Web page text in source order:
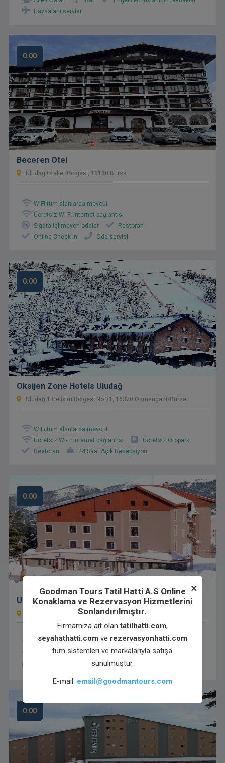
Havaalanı servisi
0.00
Beceren Otel
Uludag Oteller Bolgesi, 16160 Bursa
WiFi tüm alanlarda mevcut
Ücretsiz Wi-Fi internet bağlantısı
Sigara içilmeyen odalar
Restoran
Online Check-in
Oda servisi
0.00
Oksijen Zone Hotels Uludağ
Uludağ 1.Gelişim Bölgesi No:31, 16370 Osmangazi/Bursa
WiFi tüm alanlarda mevcut
Ücretsiz Wi-Fi internet bağlantısı
Ücretsiz Otopark
Restoran
24 Saat Açık Resepsiyon
0.00
Uslan Hotel Uludağ
Kirazlı 1. Gelişim Bölgesi, 16800 Osmangazi/Bursa
WiFi tüm alanlarda mevcut
Ücretsiz Wi-Fi internet bağlantısı
Ücretsiz Otopark
Sigara içilmeyen odalar
Restoran
0.00
×
Goodman Tours Tatil Hatti A.S Online
Konaklama ve Rezervasyon Hizmetlerini
Sonlandırılmıştır.
Firmamıza ait olantatilhatti.com,
seyahathatti.com ve rezervasyonhatti.com
tüm sistemleri ve markalarıyla satışa
sunulmuştur.
E-mail: email@goodmantours.com